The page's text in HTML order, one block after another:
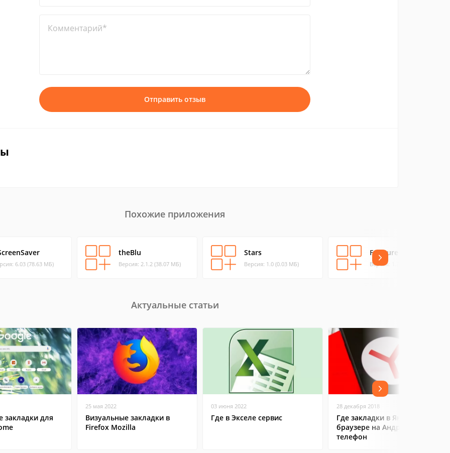
Комментарий*
Отправить отзыв
Похожие приложения
6.03 (78.63 МБ)
theBlu
Версия: 2.1.2 (38.07 МБ)
Stars
Версия: 1.0 (0.03 МБ)
Fracture
Версия: 1.7 (0.43 МБ)
Актуальные статьи
закладки для
25 мая 2022
Визуальные закладки в
Firefox Mozilla
03 июня 2022
Где в Экселе сервис
28 декабря 2018
Где закладки в Яндекс
браузере на Андроид
телефон